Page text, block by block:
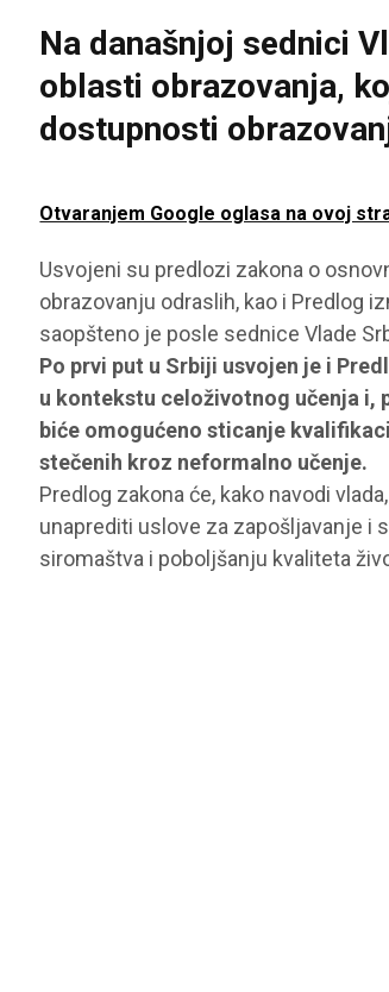
Na današnjoj sednici
oblasti obrazovanja,
dostupnosti
Otvaranjem Google oglasa na ovoj
Usvojeni su predlozi zakona o
obrazovanju odraslih, kao i Predlog
saopšteno je posle sednice Vlade
Po prvi put u Srbiji usvojen je i
u kontekstu celoživotnog učenja i,
biće omogućeno sticanje
stečenih kroz neformalno učenje.
Predlog zakona će, kako navodi
unaprediti uslove za zapošljavanje i
siromaštva i poboljšanju kvaliteta